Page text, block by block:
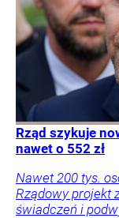
Rząd szykuje
nawet o 552 zł
Nawet 200 tys.
Rządowy projekt
świadczeń i